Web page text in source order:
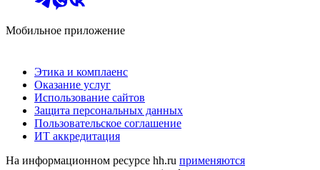
Мобильное приложение
Этика и комплаенс
Оказание услуг
Использование сайтов
Защита персональных данных
Пользовательское соглашение
ИТ аккредитация
На информационном ресурсе hh.ru применяются